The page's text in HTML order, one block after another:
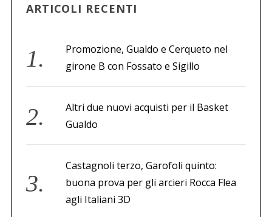
ARTICOLI RECENTI
Promozione, Gualdo e Cerqueto nel
girone B con Fossato e Sigillo
Altri due nuovi acquisti per il Basket
Gualdo
Castagnoli terzo, Garofoli quinto:
buona prova per gli arcieri Rocca Flea
agli Italiani 3D